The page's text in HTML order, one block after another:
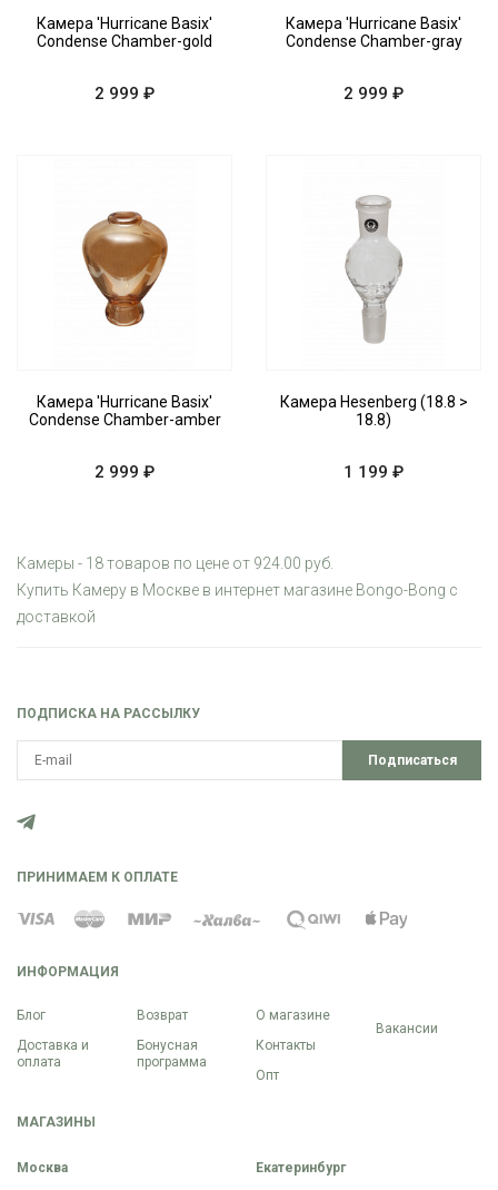
Камера 'Hurricane Basix'
Condense Chamber-gold
2 999 ₽
Камера 'Hurricane Basix'
Condense Chamber-gray
2 999 ₽
Камера 'Hurricane Basix'
Condense Chamber-amber
2 999 ₽
Камера Hesenberg (18.8 >
18.8)
1 199 ₽
Камеры - 18 товаров по цене от 924.00 руб.
Купить Камеру в Москве в интернет магазине Bongo-Bong с
доставкой
ИНФОРМАЦИЯ
Блог
Доставка и
оплата
Возврат
Бонусная
программа
О магазине
Контакты
Опт
Вакансии
МАГАЗИНЫ
Москва Екатеринбург
ПОДПИСКА НА РАССЫЛКУ
Подписаться
ПРИНИМАЕМ К ОПЛАТЕ